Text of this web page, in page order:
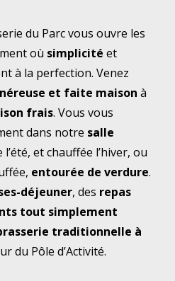
du Parc vous ouvre les
où simplicité et
à la perfection. Venez
et faite maison à
frais. Vous vous
dans notre salle
l’été, et chauffée l’hiver, ou
entourée de verdure.
déjeuner, des repas
tout simplement
traditionnelle à
du Pôle d’Activité.